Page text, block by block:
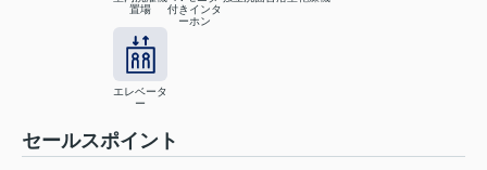
置場
付きインタ
ーホン
エレベータ
ー
セールスポイント